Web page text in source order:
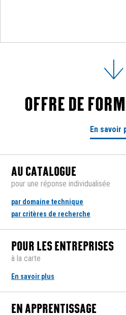
OFFRE DE
En savoir
AU CATALOGUE
pour une réponse individualisée
par domaine technique
par critères de recherche
POUR LES ENTREPRISES
à la carte
En savoir plus
EN APPRENTISSAGE